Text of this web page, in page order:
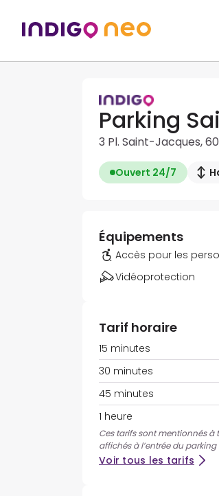
Parking
3 Pl. Saint-Jacques,
Ouvert 24/7
Équipements
Accès pour les
Vidéoprotection
Tarif horaire
15 minutes
30 minutes
45 minutes
1 heure
Ces tarifs sont mentionnés à
affichés à l’entrée du
Voir tous les tarifs